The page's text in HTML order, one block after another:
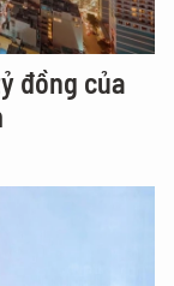
đồng của